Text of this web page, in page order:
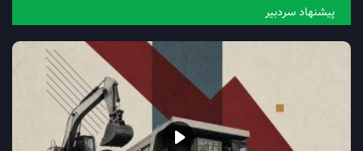
پیشنهاد سردبیر